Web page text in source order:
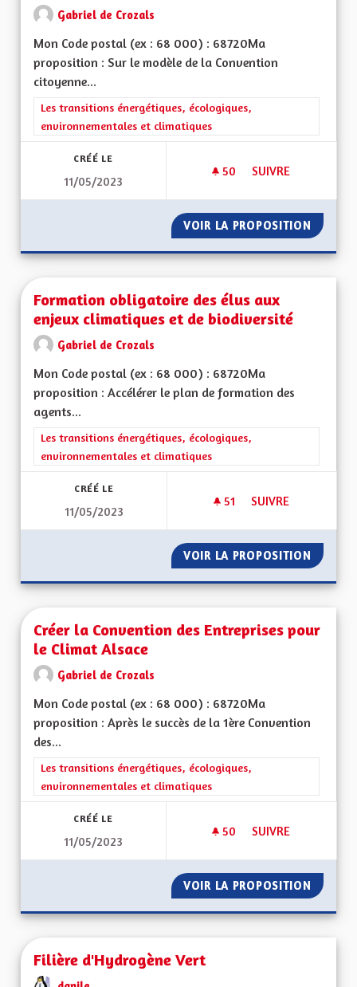
Gabriel de Crozals
Mon Code postal (ex : 68 000) : 68720Ma
proposition : Sur le modèle de la Convention
citoyenne...
Filtrer les résultats de la catégorie : Les transitions
Les transitions énergétiques, écologiques,
environnementales et climatiques
CRÉÉ LE
11/05/2023
50 50 ABONNÉS
SUIVRE
VOIR LA PROPOSITION
Formation obligatoire des élus aux
enjeux climatiques et de biodiversité
Gabriel de Crozals
Mon Code postal (ex : 68 000) : 68720Ma
proposition : Accélérer le plan de formation des
agents...
Filtrer les résultats de la catégorie : Les transitions
Les transitions énergétiques, écologiques,
environnementales et climatiques
CRÉÉ LE
11/05/2023
51 51 ABONNÉS
SUIVRE
VOIR LA PROPOSITION
Créer la Convention des Entreprises pour
le Climat Alsace
Gabriel de Crozals
Mon Code postal (ex : 68 000) : 68720Ma
proposition : Après le succès de la 1ère Convention
des...
Filtrer les résultats de la catégorie : Les transitions
Les transitions énergétiques, écologiques,
environnementales et climatiques
CRÉÉ LE
11/05/2023
50 50 ABONNÉS
SUIVRE
VOIR LA PROPOSITION
Filière d'Hydrogène Vert